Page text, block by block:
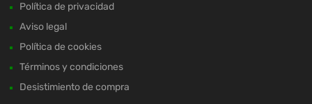
Política de privacidad
Aviso legal
Política de cookies
Términos y condiciones
Desistimiento de compra